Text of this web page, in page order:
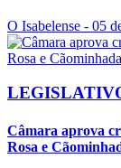
O Isabelense - 05
Câmara aprova
Rosa e